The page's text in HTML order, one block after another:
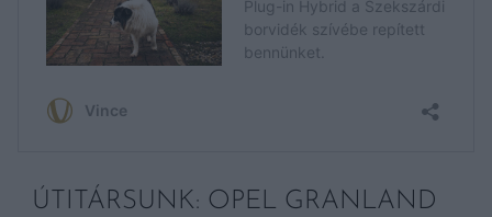
ÚTITÁRSUNK: OPEL GRANLAND